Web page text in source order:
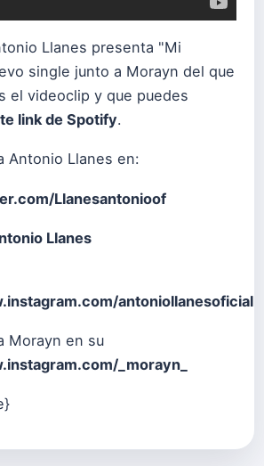
Llanes presenta "Mi
single junto a Morayn del que
el videoclip y que puedes
link de Spotify.
Antonio Llanes en:
Llanesantonioof
Llanes
antoniollanesoficial
Morayn en su
_morayn_